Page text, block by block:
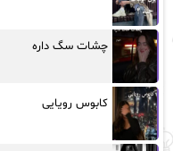
چشات سگ داره
کابوس رویایی